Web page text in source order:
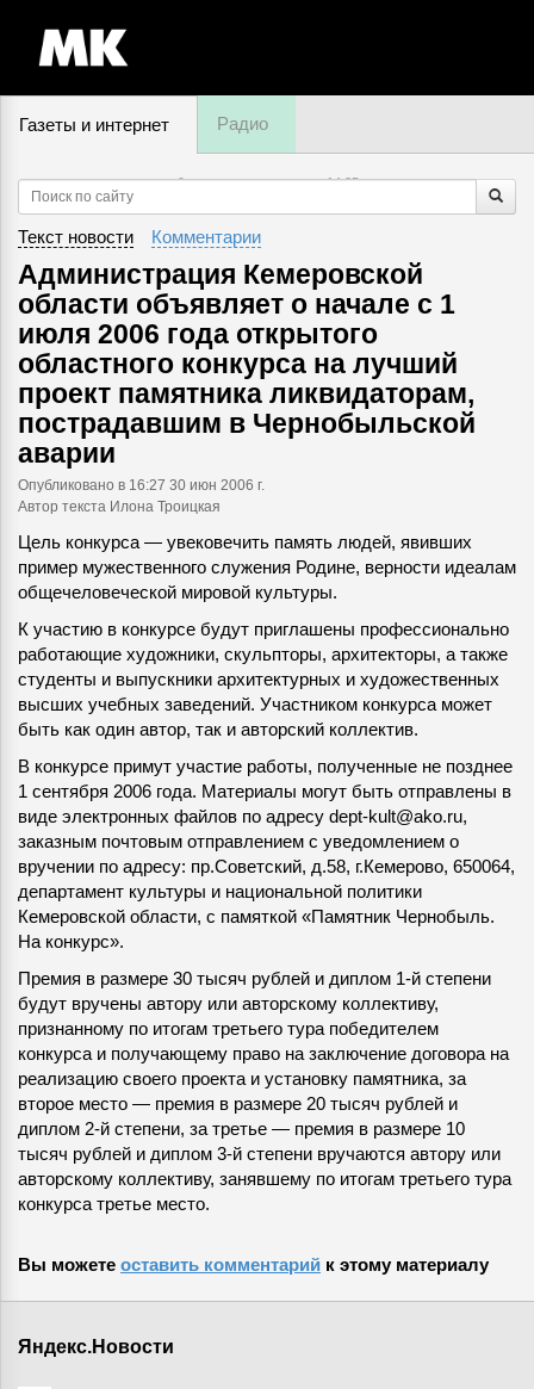
Газеты и интернет Радио
9 августа, воскресенье,14:25
Текст новости Комментарии
Администрация Кемеровской
области объявляет о начале с 1
июля 2006 года открытого
областного конкурса на лучший
проект памятника ликвидаторам,
пострадавшим в Чернобыльской
аварии
Опубликовано в 16:27 30 июн 2006 г.
Автор текста Илона Троицкая
Цель конкурса — увековечить память людей, явивших
пример мужественного служения Родине, верности идеалам
общечеловеческой мировой культуры.
К участию в конкурсе будут приглашены профессионально
работающие художники, скульпторы, архитекторы, а также
студенты и выпускники архитектурных и художественных
высших учебных заведений. Участником конкурса может
быть как один автор, так и авторский коллектив.
В конкурсе примут участие работы, полученные не позднее
1 сентября 2006 года. Материалы могут быть отправлены в
виде электронных файлов по адресу dept-kult@ako.ru,
заказным почтовым отправлением с уведомлением о
вручении по адресу: пр.Советский, д.58, г.Кемерово, 650064,
департамент культуры и национальной политики
Кемеровской области, с памяткой «Памятник Чернобыль.
На конкурс».
Премия в размере 30 тысяч рублей и диплом 1-й степени
будут вручены автору или авторскому коллективу,
признанному по итогам третьего тура победителем
конкурса и получающему право на заключение договора на
реализацию своего проекта и установку памятника, за
второе место — премия в размере 20 тысяч рублей и
диплом 2-й степени, за третье — премия в размере 10
тысяч рублей и диплом 3-й степени вручаются автору или
авторскому коллективу, занявшему по итогам третьего тура
конкурса третье место.
Вы можете оставить комментарий к этому материалу
Яндекс.Новости